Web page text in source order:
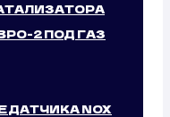
2 ПОД ГАЗ
NOX